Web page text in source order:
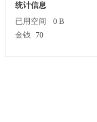
统计信息
已用空间
0 B
金钱
70